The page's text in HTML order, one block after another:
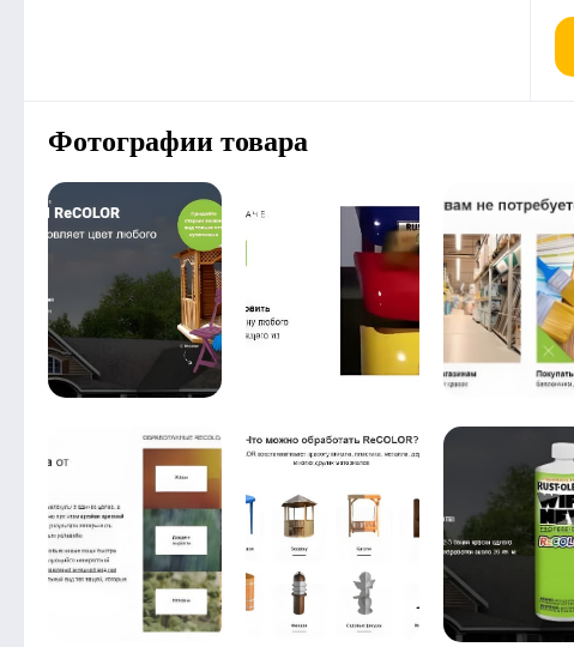
Фотографии товара